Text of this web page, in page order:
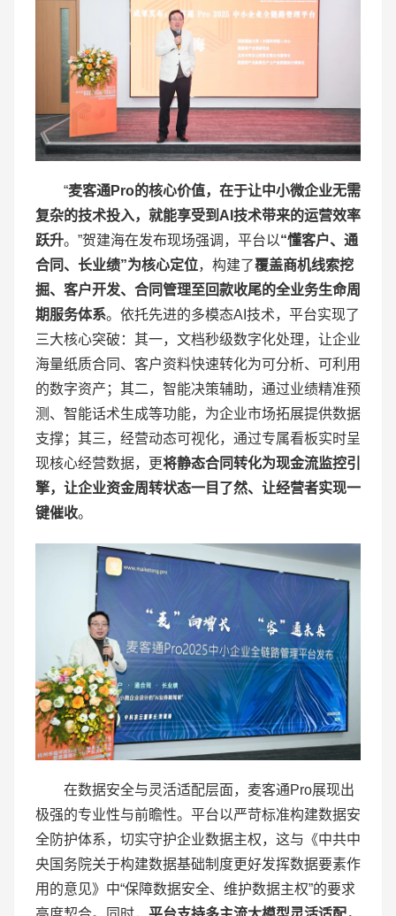
“麦客通Pro的核心价值，在于让中小微企业无需
复杂的技术投入，就能享受到 AI 技术带来的运营效率
跃升。”贺建海在发布现场强调，平台以“懂客户、通
合同、长业绩”为核心定位，构建了覆盖商机线索挖
掘、客户开发、合同管理至回款收尾的全业务生命周
期服务体系。依托先进的多模态AI技术，平台实现了
三大核心突破：其一，文档秒级数字化处理，让企业
海量纸质合同、客户资料快速转化为可分析、可利用
的数字资产；其二，智能决策辅助，通过业绩精准预
测、智能话术生成等功能，为企业市场拓展提供数据
支撑；其三，经营动态可视化，通过专属看板实时呈
现核心经营数据，更将静态合同转化为现金流监控引
擎，让企业资金周转状态一目了然、 让经营者实现一
键催收。
在数据安全与灵活适配层面，麦客通Pro展现出
极强的专业性与前瞻性。平台以严苛标准构建数据安
全防护体系，切实守护企业数据主权，这与《中共中
央国务院关于构建数据基础制度更好发挥数据要素作
用的意见》中“保障数据安全、维护数据主权”的要求